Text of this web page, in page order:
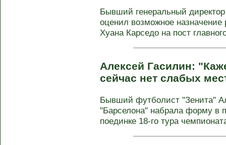
Бывший генеральный
оценил возможное назначение
Хуана Карседо на пост
Алексей Гасилин:
сейчас нет слабых
Бывший футболист "Зенита"
"Барселона" набрала форму в
поединке 18‑го тура